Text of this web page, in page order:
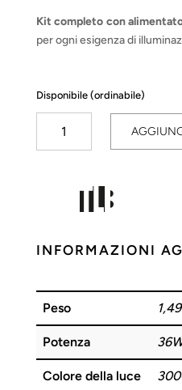
Kit completo con
per ogni esigenza di
Disponibile (ordinabile)
60x60cm
INFORMAZIONI
Peso
Potenza
Colore della luce